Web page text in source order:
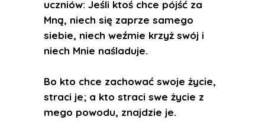
uczniów: Jeśli ktoś chce pójść za
Mną, niech się zaprze samego
siebie, niech weźmie krzyż swój i
niech Mnie naśladuje.
Bo kto chce zachować swoje życie,
straci je; a kto straci swe życie z
mego powodu, znajdzie je.